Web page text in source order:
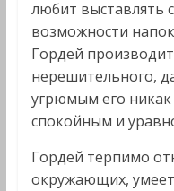
любит выставлять
возможности
Гордей
нерешительного,
угрюмым его
спокойным и
Гордей терпимо
окружающих,